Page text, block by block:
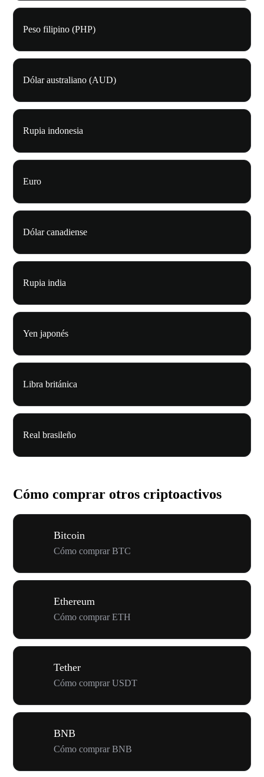
Peso filipino (PHP)
Dólar australiano (AUD)
Rupia indonesia
Euro
Dólar canadiense
Rupia india
Yen japonés
Libra británica
Real brasileño
Cómo comprar otros criptoactivos
Bitcoin
Cómo comprar BTC
Ethereum
Cómo comprar ETH
Tether
Cómo comprar USDT
BNB
Cómo comprar BNB